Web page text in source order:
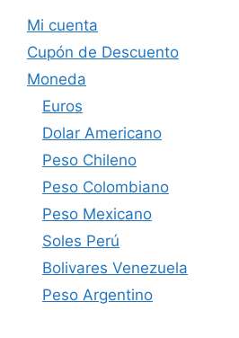
Mi cuenta
Cupón de Descuento
Moneda
Euros
Dolar Americano
Peso Chileno
Peso Colombiano
Peso Mexicano
Soles Perú
Bolivares Venezuela
Peso Argentino